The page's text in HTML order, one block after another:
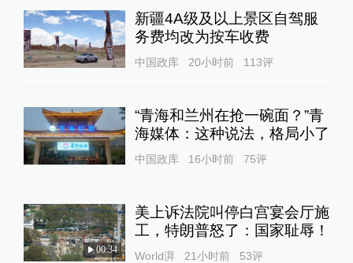
新疆4A级及以上景区自驾服
务费均改为按车收费
中国政库 20小时前 113评
“青海和兰州在抢一碗面？”青
海媒体：这种说法，格局小了
中国政库 16小时前 75评
00:34
美上诉法院叫停白宫宴会厅施
工，特朗普怒了：国家耻辱！
World湃 21小时前 53评